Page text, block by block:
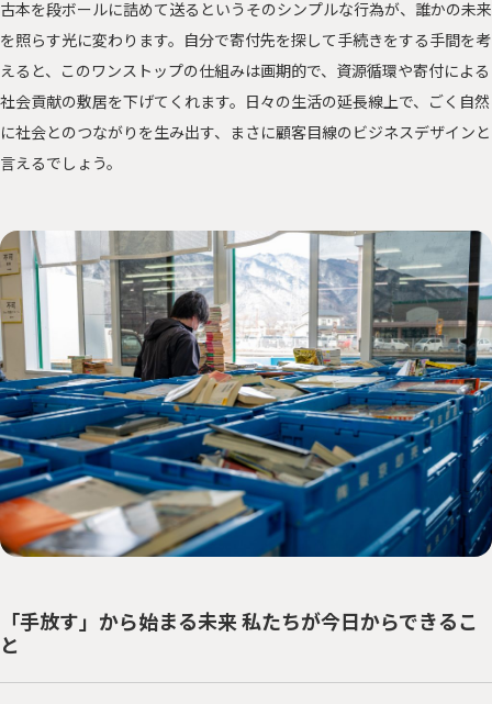
古本を段ボールに詰めて送るというそのシンプルな行為が、誰かの未来
を照らす光に変わります。自分で寄付先を探して手続きをする手間を考
えると、このワンストップの仕組みは画期的で、資源循環や寄付による
社会貢献の敷居を下げてくれます。日々の生活の延長線上で、ごく自然
に社会とのつながりを生み出す、まさに顧客目線のビジネスデザインと
言えるでしょう。
「手放す」から始まる未来 私たちが今日からできるこ
と